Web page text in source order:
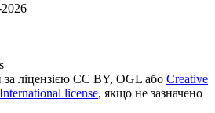
ліцензією CC BY, OGL або Creative
license, якщо не зазначено